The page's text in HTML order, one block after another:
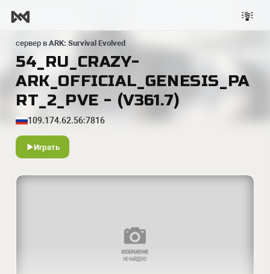
сервер в ARK: Survival Evolved
54_RU_CRAZY-
ARK_OFFICIAL_GENESIS_PA
RT_2_PVE - (V361.7)
109.174.62.56:7816
Играть